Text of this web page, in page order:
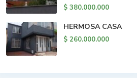
$ 380.000.000
HERMOSA CASA
$ 260.000.000